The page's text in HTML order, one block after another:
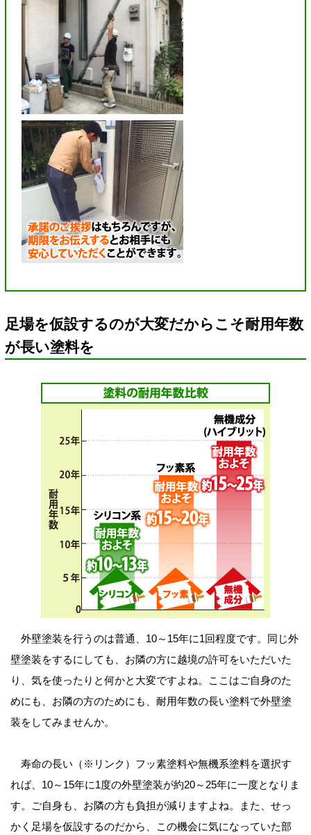
足場を仮設するのが大変だからこそ耐用年数
が長い塗料を
外壁塗装を行うのは普通、10～15年に1回程度です。同じ外
壁塗装をするにしても、お隣の方に越境の許可をいただいた
り、気を使ったりと何かと大変ですよね。ここはご自身のた
めにも、お隣の方のためにも、耐用年数の長い塗料で外壁塗
装をしてみませんか。
寿命の長い（※リンク）フッ素塗料や無機系塗料を選択す
れば、10～15年に1度の外壁塗装が約20～25年に一度となりま
す。ご自身も、お隣の方も負担が減りますよね。また、せっ
かく足場を仮設するのだから、この機会に気になっていた部